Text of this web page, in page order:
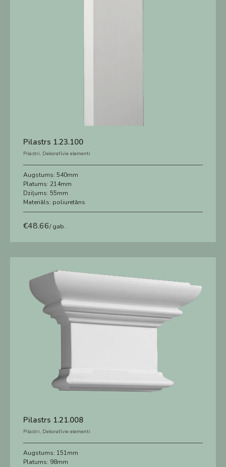
Pilastrs 1.23.100
Pilastri, Dekoratīvie elementi
Augstums: 540mm
Platums: 214mm
Dziļums: 55mm
Materiāls: poliuretāns
€48.66/ gab.
Pilastrs 1.21.008
Pilastri, Dekoratīvie elementi
Augstums: 151mm
Platums: 98mm